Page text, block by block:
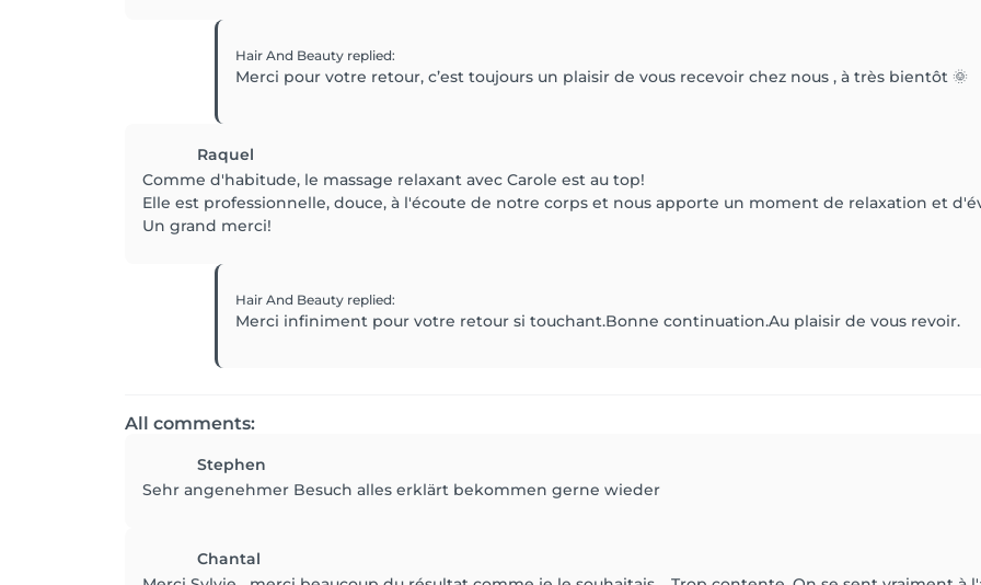
Hair And Beauty replied:
Merci pour votre retour, c’est toujours un plaisir de vous recevoir chez nous , à très bientôt 🌞
Raquel
Comme d'habitude, le massage relaxant avec Carole est au top!
Elle est professionnelle, douce, à l'écoute de notre corps et nous apporte un moment de relaxation et
Un grand merci!
Hair And Beauty replied:
Merci infiniment pour votre retour si touchant.Bonne continuation.Au plaisir de vous revoir.
All comments:
Stephen
Sehr angenehmer Besuch alles erklärt bekommen gerne wieder
Chantal